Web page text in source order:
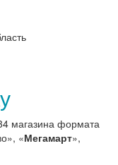
магазина формата
«Мегамарт»,